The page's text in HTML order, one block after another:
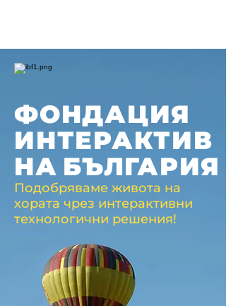
ФОНДАЦИЯ
ИНТЕРАКТИВ
НА БЪЛГАРИЯ
Подобряваме живота на
хората чрез интерактивни
технологични решения!